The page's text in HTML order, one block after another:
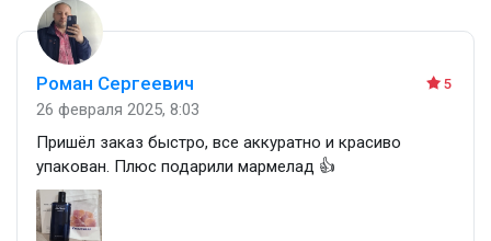
5
Роман Сергеевич
26 февраля 2025, 8:03
Пришёл заказ быстро, все аккуратно и красиво
упакован. Плюс подарили мармелад 👍